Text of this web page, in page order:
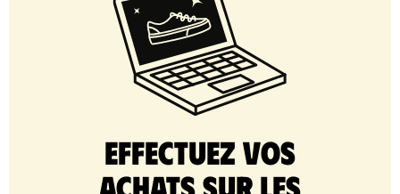
Effectuez vos
achats sur les